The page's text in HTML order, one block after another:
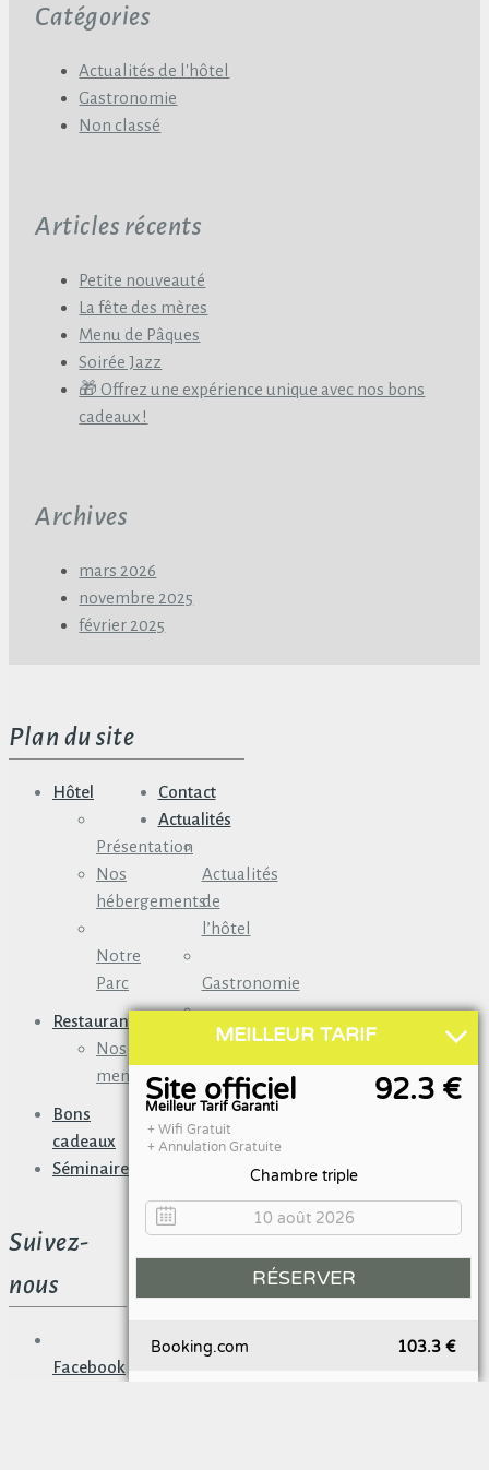
Catégories
Actualités de l'hôtel
Gastronomie
Non classé
Articles récents
Petite nouveauté
La fête des mères
Menu de Pâques
Soirée Jazz
🎁 Offrez une expérience unique avec nos bons
cadeaux !
Archives
mars 2026
novembre 2025
février 2025
Plan du site
Hôtel
Présentation
Nos
hébergements
Notre
Parc
Restaurant
Nos
menus
Bons
cadeaux
Séminaires
Contact
Actualités
Actualités
de
l’hôtel
Gastronomie
Tourisme
&
Culture
Tarifs &
Réservation
Suivez-
nous
Facebook
MEILLEUR TARIF
Site officiel 92.3 €
Meilleur Tarif Garanti
+ Wifi Gratuit
+ Annulation Gratuite
Chambre triple
Booking.com 103.3 €